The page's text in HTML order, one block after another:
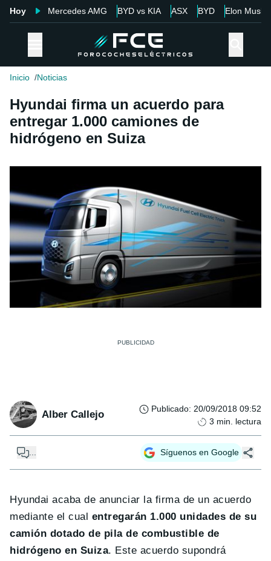
Hoy Mercedes AMG BYD vs KIA ASX BYD Elon Musk
Inicio Noticias
Hyundai firma un acuerdo para
entregar 1.000 camiones de
hidrógeno en Suiza
Alber Callejo Publicado: 20/09/2018 09:52
3 min. lectura
... Síguenos en Google
Hyundai acaba de anunciar la firma de un acuerdo
mediante el cual entregarán 1.000 unidades de su
camión dotado de pila de combustible de
hidrógeno en Suiza. Este acuerdo supondrá